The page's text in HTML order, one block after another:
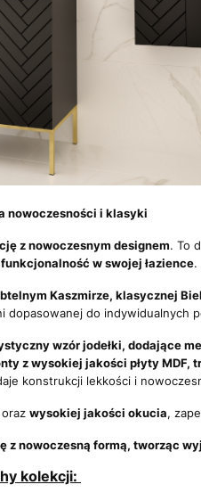
nowoczesności i klasyki
z nowoczesnym designem. To
w swojej łazience.
Kaszmirze, klasycznej
dopasowanej do indywidualnych
wzór jodełki, dodające
z wysokiej jakości płyty MDF,
konstrukcji lekkości i
wysokiej jakości okucia,
nowoczesną formą, tworząc
kolekcji: